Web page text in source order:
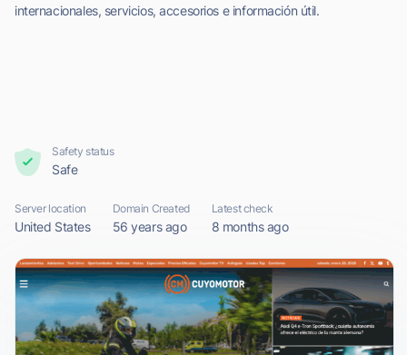
internacionales, servicios, accesorios e información útil.
Safety status
Safe
Server location
United States
Domain Created
56 years ago
Latest check
8 months ago